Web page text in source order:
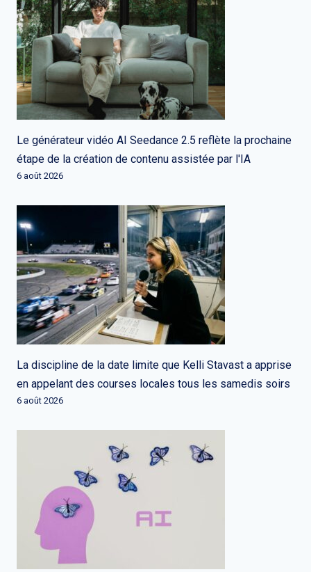
Le générateur vidéo AI Seedance 2.5 reflète la prochaine
étape de la création de contenu assistée par l'IA
6 août 2026
La discipline de la date limite que Kelli Stavast a apprise
en appelant des courses locales tous les samedis soirs
6 août 2026